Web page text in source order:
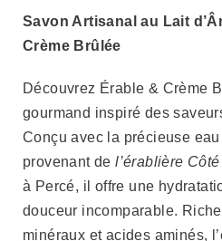
Savon Artisanal au Lait
Crème Brûlée
Découvrez Érable & Crème
gourmand inspiré des
Conçu avec la précieuse
provenant del’érablière
à Percé, il offre une
douceur incomparable.
minéraux et acides aminés,